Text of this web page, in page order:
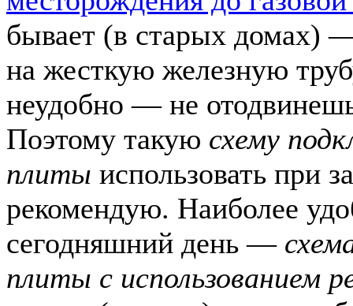
бывает (в старых домах)
на жесткую железную
неудобно — не
Поэтому такую схему
плиты использовать при
рекомендую. Наиболее
сегодняшний день —
плиты с использованием